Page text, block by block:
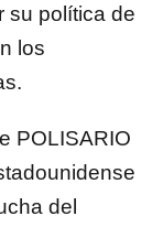
su política de
los
POLISARIO
del